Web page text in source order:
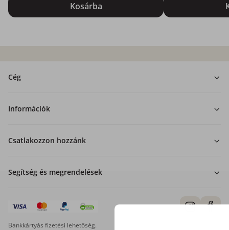
Kosárba
Cég
Információk
Csatlakozzon hozzánk
Segítség és megrendelések
Bankkártyás fizetési lehetőség.